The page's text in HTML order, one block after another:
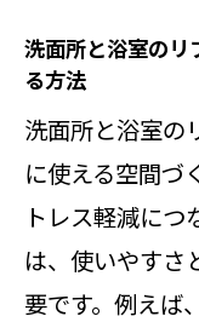
洗面所
洗面所
を高め
洗面所
善を実
洗面所と浴室のリ
る方法
洗面所と浴室の
に使える空間づ
トレス軽減につ
は、使いやすさ
要です。例えば